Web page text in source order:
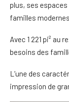
plus, ses
familles
Avec 1 221 pi² au
besoins des
L’une des
impression de